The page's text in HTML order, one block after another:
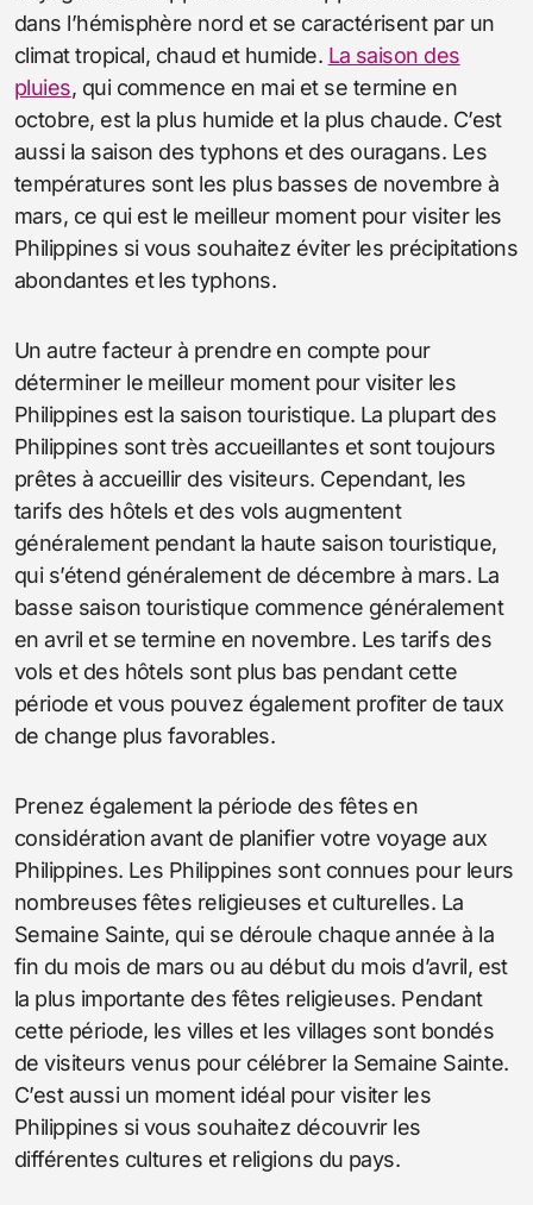
dans l’hémisphère nord et se caractérisent par un
climat tropical, chaud et humide. La saison des
pluies, qui commence en mai et se termine en
octobre, est la plus humide et la plus chaude. C’est
aussi la saison des typhons et des ouragans. Les
températures sont les plus basses de novembre à
mars, ce qui est le meilleur moment pour visiter les
Philippines si vous souhaitez éviter les précipitations
abondantes et les typhons.
Un autre facteur à prendre en compte pour
déterminer le meilleur moment pour visiter les
Philippines est la saison touristique. La plupart des
Philippines sont très accueillantes et sont toujours
prêtes à accueillir des visiteurs. Cependant, les
tarifs des hôtels et des vols augmentent
généralement pendant la haute saison touristique,
qui s’étend généralement de décembre à mars. La
basse saison touristique commence généralement
en avril et se termine en novembre. Les tarifs des
vols et des hôtels sont plus bas pendant cette
période et vous pouvez également profiter de taux
de change plus favorables.
Prenez également la période des fêtes en
considération avant de planifier votre voyage aux
Philippines. Les Philippines sont connues pour leurs
nombreuses fêtes religieuses et culturelles. La
Semaine Sainte, qui se déroule chaque année à la
fin du mois de mars ou au début du mois d’avril, est
la plus importante des fêtes religieuses. Pendant
cette période, les villes et les villages sont bondés
de visiteurs venus pour célébrer la Semaine Sainte.
C’est aussi un moment idéal pour visiter les
Philippines si vous souhaitez découvrir les
différentes cultures et religions du pays.